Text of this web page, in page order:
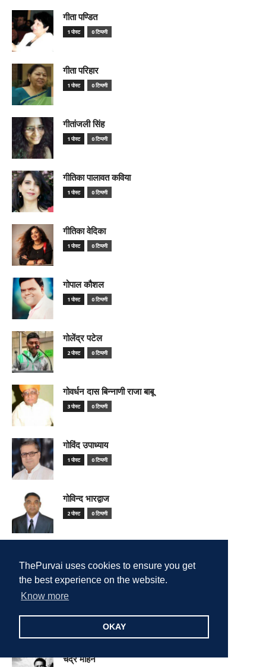
ThePurvai uses cookies to ensure you get
the best experience on the website.
Know more
OKAY
गीता पण्डित
1 पोस्ट 0 टिप्पणी
गीता परिहार
1 पोस्ट 0 टिप्पणी
गीतांजली सिंह
1 पोस्ट 0 टिप्पणी
गीतिका पालावत कविया
1 पोस्ट 0 टिप्पणी
गीतिका वेदिका
1 पोस्ट 0 टिप्पणी
गोपाल कौशल
1 पोस्ट 0 टिप्पणी
गोलेंद्र पटेल
2 पोस्ट 0 टिप्पणी
गोवर्धन दास बिन्नाणी राजा बाबू
3 पोस्ट 0 टिप्पणी
गोविंद उपाध्याय
1 पोस्ट 0 टिप्पणी
गोविन्द भारद्वाज
2 पोस्ट 0 टिप्पणी
1 पोस्ट 0 टिप्पणी
चंद्र मोहन